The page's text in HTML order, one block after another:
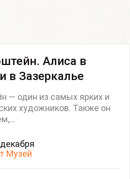
Алиса в
в Зазеркалье
— один из самых ярких и
художников. Также он
Музей